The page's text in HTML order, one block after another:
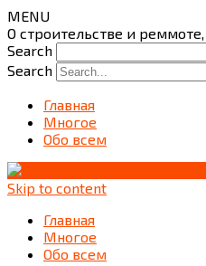
MENU
О строительстве и
Search
Search
Главная
Многое
Обо всем
Skip to content
Главная
Многое
Обо всем